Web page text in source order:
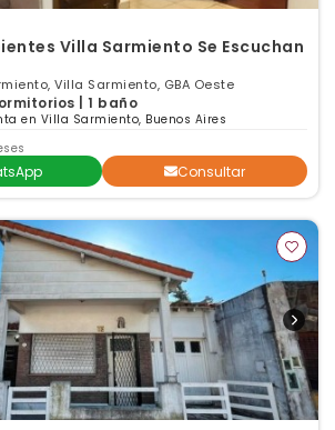
Villa Sarmiento Se Escuchan
Villa Sarmiento, GBA Oeste
| 1 baño
en Villa Sarmiento, Buenos Aires
Consultar